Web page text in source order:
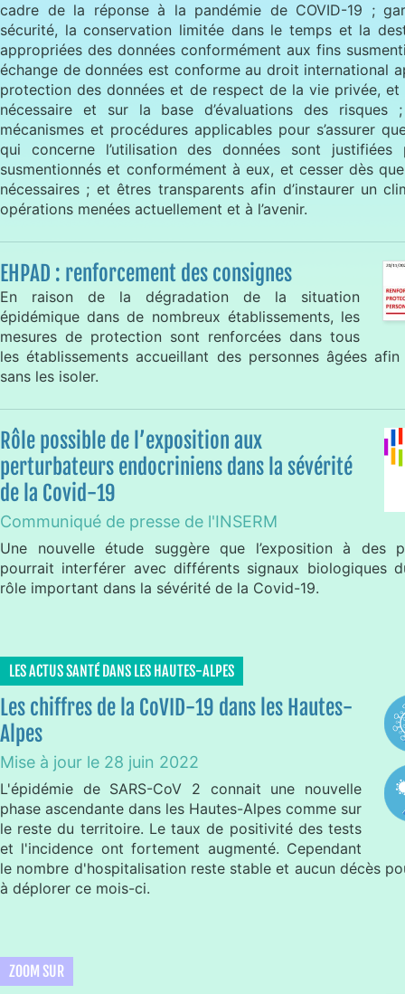
cadre de la réponse à la pandémie de COVID-19 ;
sécurité, la conservation limitée dans le temps et la
appropriées des données conformément aux fins
échange de données est conforme au droit international
protection des données et de respect de la vie privée,
nécessaire et sur la base d’évaluations des
mécanismes et procédures applicables pour s’assurer
qui concerne l’utilisation des données sont
susmentionnés et conformément à eux, et cesser dès
nécessaires ; et êtres transparents afin d’instaurer un
opérations menées actuellement et à l’avenir.
EHPAD : renforcement des consignes
En raison de la dégradation de la situation
épidémique dans de nombreux établissements, les
mesures de protection sont renforcées dans tous
les établissements accueillant des personnes âgées
sans les isoler.
Rôle possible de l’exposition aux
perturbateurs endocriniens dans la sévérité
de la Covid-19
Communiqué de presse de l'INSERM
Une nouvelle étude suggère que l’exposition à des
pourrait interférer avec différents signaux biologiques
rôle important dans la sévérité de la Covid-19.
LES ACTUS SANTÉ DANS LES HAUTES-ALPES
Les chiffres de la CoVID-19 dans les Hautes-
Alpes
Mise à jour le 28 juin 2022
L'épidémie de SARS-CoV 2 connait une nouvelle
phase ascendante dans les Hautes-Alpes comme sur
le reste du territoire. Le taux de positivité des tests
et l'incidence ont fortement augmenté. Cependant
le nombre d'hospitalisation reste stable et aucun décès
à déplorer ce mois-ci.
ZOOM SUR